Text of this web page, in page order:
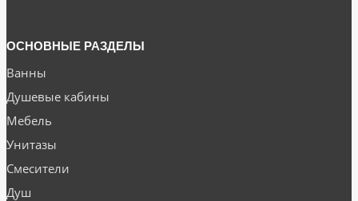
ОСНОВНЫЕ РАЗДЕЛЫ
Ванны
Душевые кабины
Мебель
Унитазы
Смесители
Душ